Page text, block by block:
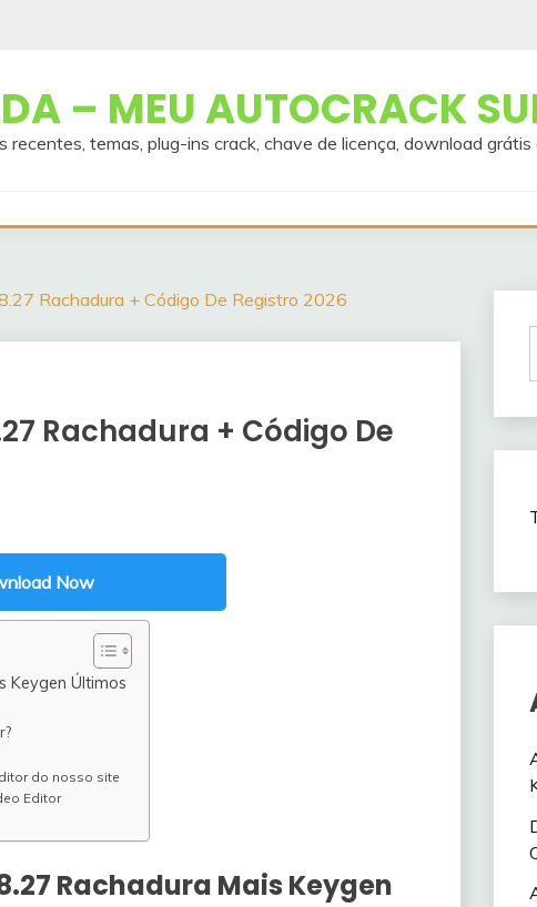
– MEU AUTOCRACK
recentes, temas, plug-ins crack, chave de licença, download grátis
Rachadura + Código De Registro 2026
Rachadura + Código De
Now
Keygen Últimos
do nosso site
Editor
Rachadura Mais Keygen